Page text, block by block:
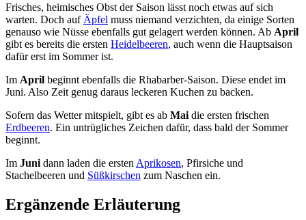
Frisches, heimisches Obst der Saison lässt noch etwas auf sich
warten. Doch auf Äpfel muss niemand verzichten, da einige Sorten
genauso wie Nüsse ebenfalls gut gelagert werden können. Ab April
gibt es bereits die ersten Heidelbeeren, auch wenn die Hauptsaison
dafür erst im Sommer ist.
Im April beginnt ebenfalls die Rhabarber-Saison. Diese endet im
Juni. Also Zeit genug daraus leckeren Kuchen zu backen.
Sofern das Wetter mitspielt, gibt es ab Mai die ersten frischen
Erdbeeren. Ein untrügliches Zeichen dafür, dass bald der Sommer
beginnt.
Im Juni dann laden die ersten Aprikosen, Pfirsiche und
Stachelbeeren und Süßkirschen zum Naschen ein.
Ergänzende Erläuterung